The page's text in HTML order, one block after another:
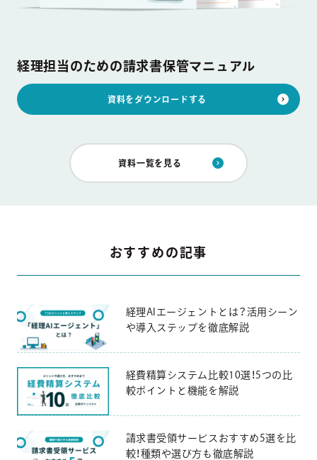
経理担当のための請求書保管マニュアル
資料をダウンロードする
資料一覧を見る
おすすめの記事
経理AIエージェントとは？活用シーン
や導入ステップを徹底解説
経費精算システム比較10選！5つの比
較ポイントと機能を解説
請求書受領サービスおすすめ5選を比
較！種類や選び方も徹底解説